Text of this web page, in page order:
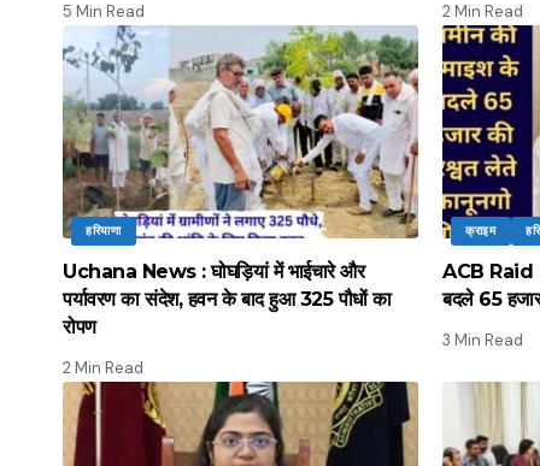
5 Min Read 2 Min Read
हरियाणा
Uchana News : घोघड़ियां में भाईचारे और
पर्यावरण का संदेश, हवन के बाद हुआ 325 पौधों का
रोपण
2 Min Read
क्राइम
ACB Raid :
बदले 65 हजार
3 Min Read